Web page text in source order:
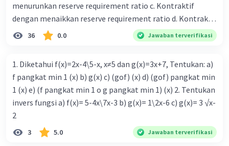
memasukan surat berharga 24. Nama lembaga keuangan
non bank yang bertugas mengatasi para rensumen 25.
Ciri" dari masyarakat ekonomi abad ke 21
menurunkan reserve requirement ratio c. Kontraktif
dengan menaikkan reserve requirement ratio d. Kontraktif
dengan menurunkan reserve requirement ratio e.
Ekspansif dengan menaikkan tingkat diskonto Bila Bank
ceteris paribus maka .... a. Menimbulkan inflasi di mana
bentuk kurva jumlah uang beredar (penawaran uang) naik
dari kiri bawah ke kanan atas b. Menimbulkan deflasi di
mana bentuk kurva jumlah uang beredar (penawaran
uang) naik dari kiri bawah ke kanan atas c. Tingkat bunga
meningkat di mana bentuk kurva jumlah uang beredar
36 0.0 Jawaban terverifikasi
1. Diketahui f(x)=2x-4\5-x, x≠5 dan g(x)=3x+7, Tentukan: a)
f pangkat min 1 (x) b) g(x) c) (gof) (x) d) (gof) pangkat min
1 (x) e) (f pangkat min 1 o g pangkat min 1) (x) 2. Tentukan
invers fungsi a) f(x)= 5-4x\7x-3 b) g(x)= 1\2x-6 c) g(x)= 3 √x-
2
3 5.0 Jawaban terverifikasi